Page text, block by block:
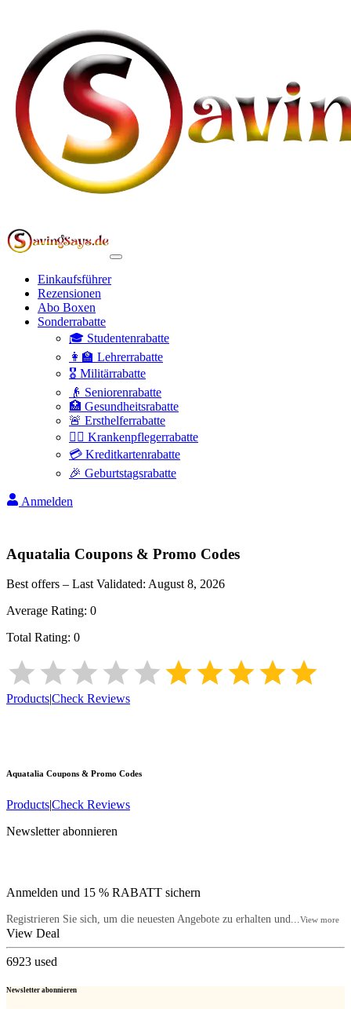
Einkaufsführer
Rezensionen
Abo Boxen
Sonderrabatte
🎓 Studentenrabatte
👩‍🏫 Lehrerrabatte
🎖️ Militärrabatte
👴 Seniorenrabatte
🏥 Gesundheitsrabatte
🚨 Ersthelferrabatte
👩‍⚕️ Krankenpflegerrabatte
💳 Kreditkartenrabatte
🎉 Geburtstagsrabatte
Anmelden
Aquatalia Coupons & Promo Codes
Best offers – Last Validated: August 8, 2026
Average Rating: 0
Total Rating: 0
Products|Check Reviews
Aquatalia Coupons & Promo Codes
Products|Check Reviews
Newsletter abonnieren
Anmelden und 15 % RABATT sichern
Registrieren Sie sich, um die neuesten Angebote zu erhalten und...View more
View Deal
6923 used
Newsletter abonnieren